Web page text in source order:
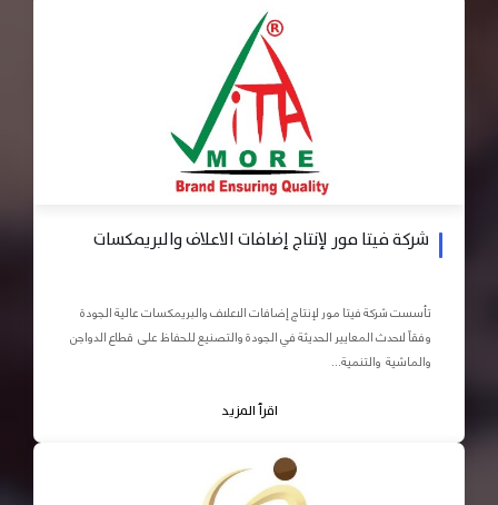
شركة فيتا مور لإنتاج إضافات الاعلاف والبريمكسات
تأسست شركة فيتا مور لإنتاج إضافات الاعلاف والبريمكسات عالية الجودة
وفقاً لاحدث المعايير الحديثة في الجودة والتصنيع للحفاظ على قطاع الدواجن
والماشية والتنمية...
اقرأ المزيد